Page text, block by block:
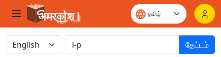
தேட்டம்